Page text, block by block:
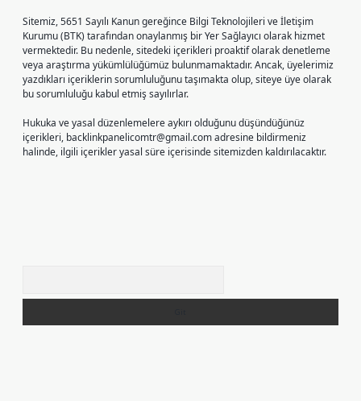
Sitemiz, 5651 Sayılı Kanun gereğince Bilgi Teknolojileri ve İletişim
Kurumu (BTK) tarafından onaylanmış bir Yer Sağlayıcı olarak hizmet
vermektedir. Bu nedenle, sitedeki içerikleri proaktif olarak denetleme
veya araştırma yükümlülüğümüz bulunmamaktadır. Ancak, üyelerimiz
yazdıkları içeriklerin sorumluluğunu taşımakta olup, siteye üye olarak
bu sorumluluğu kabul etmiş sayılırlar.
Hukuka ve yasal düzenlemelere aykırı olduğunu düşündüğünüz
içerikleri, backlinkpanelicomtr@gmail.comadresine bildirmeniz
halinde, ilgili içerikler yasal süre içerisinde sitemizden kaldırılacaktır.